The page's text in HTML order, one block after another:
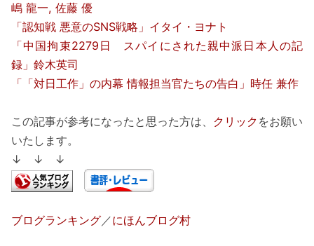
嶋 龍一, 佐藤 優
「認知戦 悪意のSNS戦略」イタイ・ヨナト
「中国拘束2279日 スパイにされた親中派日本人の記
録」鈴木英司
「「対日工作」の内幕 情報担当官たちの告白」時任 兼作
この記事が参考になったと思った方は、 クリック をお願い
いたします。
↓ ↓ ↓
ブログランキング／にほんブログ村